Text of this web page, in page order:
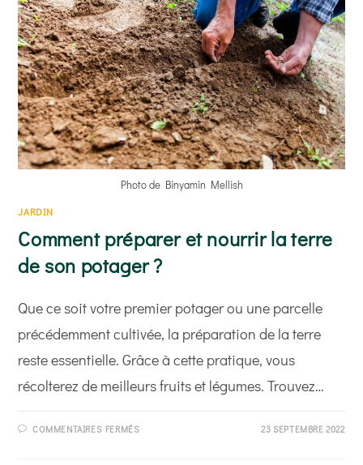
Photo de Binyamin Mellish
JARDIN
Comment préparer et nourrir la terre
de son potager ?
Que ce soit votre premier potager ou une parcelle
précédemment cultivée, la préparation de la terre
reste essentielle. Grâce à cette pratique, vous
récolterez de meilleurs fruits et légumes. Trouvez…
COMMENTAIRES FERMÉSSUR 23 SEPTEMBRE 2022